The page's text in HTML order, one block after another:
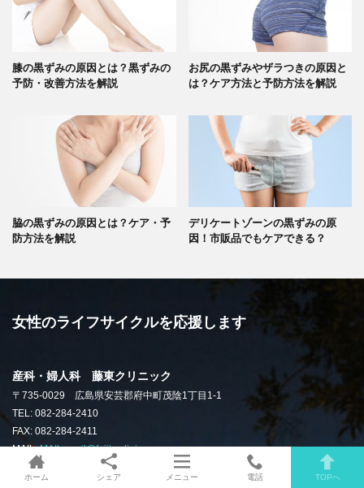
膝の黒ずみの原因とは？黒ずみの
予防・改善方法を解説
お尻の黒ずみやザラつきの原因と
は？ケア方法と予防方法を解説
脇の黒ずみの原因とは？ケア・予
防方法を解説
デリケートゾーンの黒ずみの原
因！市販品でもケアできる？
女性のライフサイクルを応援します
産科・婦人科 藤東クリニック
〒735-0029 広島県安芸郡府中町茂陰1丁目1-1
TEL: 082-284-2410
FAX: 082-284-2411
MAIL:MAIL: mail@fujito.clinic
電話でのお問い合わせご相談は、受付時間内にお願いいたします。
ホーム シェア メニュー 電話 TOPへ